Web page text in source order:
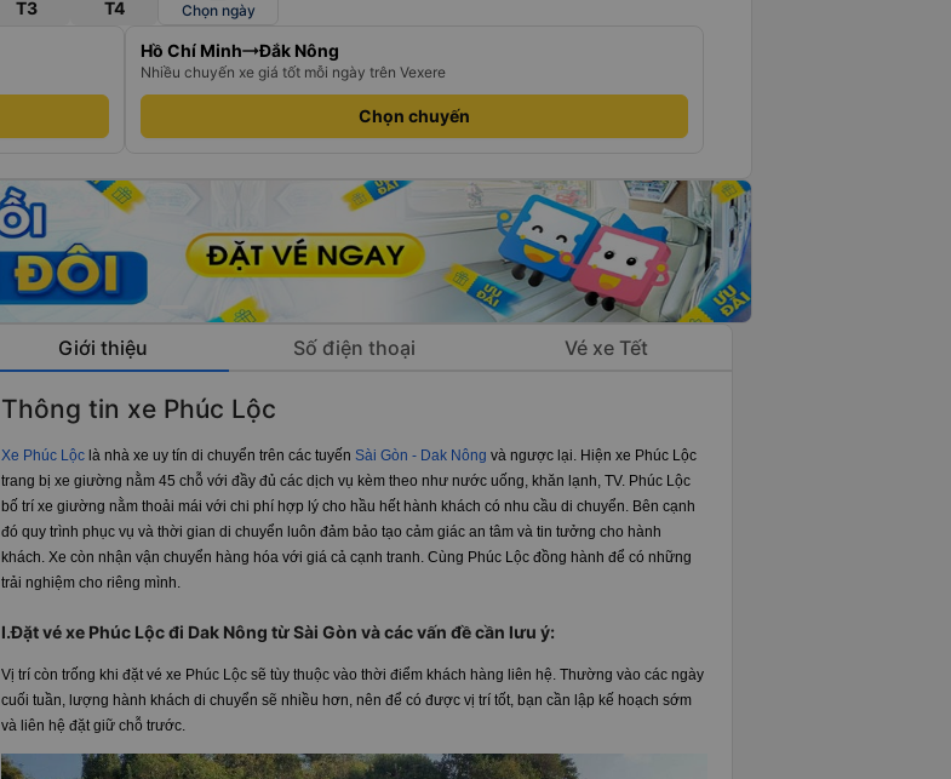
T3 T4 Chọn ngày
Hồ Chí Minh Đắk Nông
Nhiều chuyến xe giá tốt mỗi ngày trên Vexere
Chọn chuyến
Giới thiệu Số điện thoại Vé xe Tết
Thông tin xe Phúc Lộc
Xe Phúc Lộc là nhà xe uy tín di chuyển trên các tuyến Sài Gòn - Dak Nông và ngược lại. Hiện xe ​Phúc Lộc
trang bị xe giường nằm 45 chỗ với đầy đủ các dịch vụ kèm theo như nước uống, khăn lạnh, TV. Phúc Lộc
bố trí xe giường nằm thoải mái với chi phí hợp lý cho hầu hết hành khách có nhu cầu di chuyển. Bên cạnh
đó quy trình phục vụ và thời gian di chuyển luôn đảm bảo tạo cảm giác an tâm và tin tưởng cho hành
khách. Xe còn nhận vận chuyển hàng hóa với giá cả cạnh tranh. Cùng Phúc Lộc đồng hành để có những
trải nghiệm cho riêng mình.
I.Đặt vé xe Phúc Lộc đi Dak Nông từ Sài Gòn và các vấn đề cần lưu ý:
Vị trí còn trống khi đặt vé xe Phúc Lộc sẽ tùy thuộc vào thời điểm khách hàng liên hệ. Thường vào các ngày
cuối tuần, lượng hành khách di chuyển sẽ nhiều hơn, nên để có được vị trí tốt, bạn cần lập kế hoạch sớm
và liên hệ đặt giữ chỗ trước.